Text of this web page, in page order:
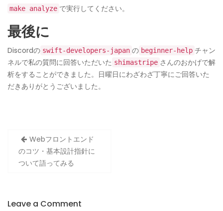
make analyze で実行してください。
最後に
Discordの swift-developers-japan の beginner-help チャン
ネルで私の質問に回答いただいた shimastripe さんのおかげで解
析をすることができました。日曜日にわざわざ丁寧にご回答いた
だきありがとうございました。
稿
ナ
Webフロントエンド
のコツ・基本設計指針に
ついて語ってみる
Leave a Comment